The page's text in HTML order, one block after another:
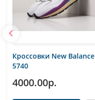
Кроссовки New Balance
5740
4000.00р.